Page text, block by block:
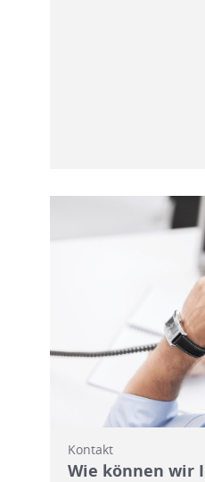
Kontakt
Wie können wir